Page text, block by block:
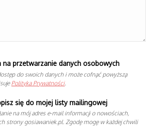
na przetwarzanie danych osobowych
do swoich danych i może cofnąć powyższą
Polityka Prywatności.
się do mojej listy mailingowej
na mój adres e-mail informacji o nowościach,
strony gosiawaniek.pl. Zgodę mogę w każdej chwili